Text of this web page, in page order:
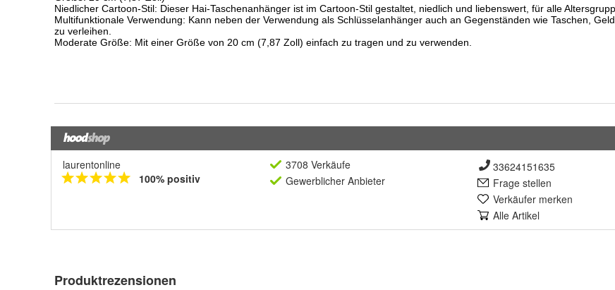
laurentonline
100% positiv
3708 Verkäufe
Gewerblicher Anbieter
33624151635
Frage stellen
Verkäufer merken
Alle Artikel
Produktrezensionen